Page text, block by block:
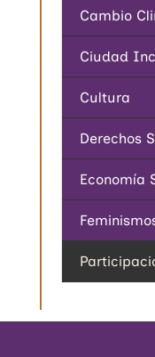
Cambio
Ciudad
Cultura
Derechos
Economía